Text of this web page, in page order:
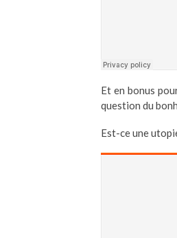
Et en bonus
question du
Est-ce une